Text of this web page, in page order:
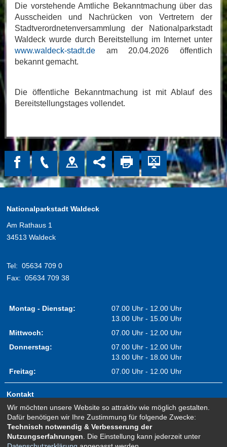
Die vorstehende Amtliche Bekanntmachung über das
Ausscheiden und Nachrücken von Vertretern der
Stadtverordnetenversammlung der Nationalparkstadt
Waldeck wurde durch Bereitstellung im Internet unter
www.waldeck-stadt.deam 20.04.2026 öffentlich
bekannt gemacht.
Die öffentliche Bekanntmachung ist mit Ablauf des
Bereitstellungstages vollendet.
Nationalparkstadt Waldeck
Am Rathaus 1
34513 Waldeck
Tel: 05634 709 0
Fax: 05634 709 38
Montag - Dienstag:
07.00 Uhr - 12.00 Uhr
13.00 Uhr - 15.00 Uhr
Mittwoch:
07.00 Uhr - 12.00 Uhr
Donnerstag:
07.00 Uhr - 12.00 Uhr
13.00 Uhr - 18.00 Uhr
Freitag:
07.00 Uhr - 12.00 Uhr
Kontakt
Impressum
Erklärung zur Barrierefreiheit
Sitemap
Wir möchten unsere Website so attraktiv wie möglich gestalten.
Dafür benötigen wir Ihre Zustimmung für folgende Zwecke:
Technisch notwendig & Verbesserung der
Nutzungserfahrungen . Die Einstellung kann jederzeit unter